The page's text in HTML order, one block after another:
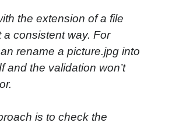
the extension of a file
a consistent way. For
rename a picture.jpg into
and the validation won’t
is to check the